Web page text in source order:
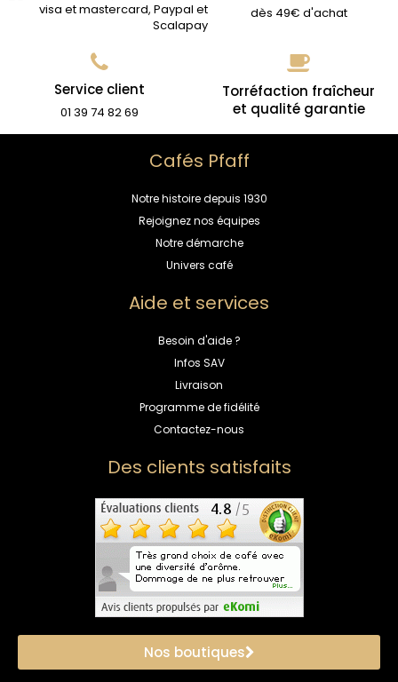
dès 49€ d'achat
Service client
01 39 74 82 69
Torréfaction fraîcheur
et qualité garantie
Cafés Pfaff
Notre histoire depuis 1930
Rejoignez nos équipes
Notre démarche
Univers café
Aide et services
Besoin d'aide ?
Infos SAV
Livraison
Programme de fidélité
Contactez-nous
Des clients satisfaits
Nos boutiques